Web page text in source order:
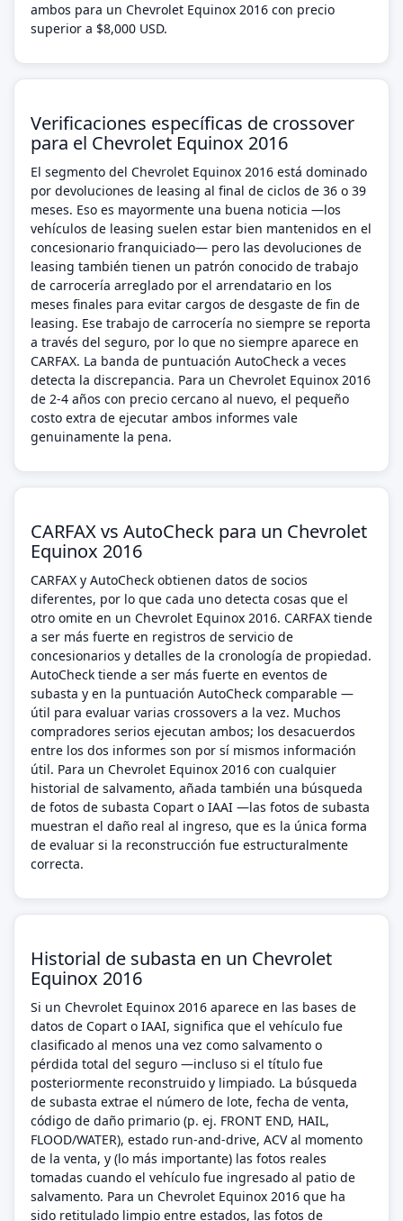
ambos para un Chevrolet Equinox 2016 con precio
superior a $8,000 USD.
Verificaciones específicas de crossover
para el Chevrolet Equinox 2016
El segmento del Chevrolet Equinox 2016 está dominado
por devoluciones de leasing al final de ciclos de 36 o 39
meses. Eso es mayormente una buena noticia —los
vehículos de leasing suelen estar bien mantenidos en el
concesionario franquiciado— pero las devoluciones de
leasing también tienen un patrón conocido de trabajo
de carrocería arreglado por el arrendatario en los
meses finales para evitar cargos de desgaste de fin de
leasing. Ese trabajo de carrocería no siempre se reporta
a través del seguro, por lo que no siempre aparece en
CARFAX. La banda de puntuación AutoCheck a veces
detecta la discrepancia. Para un Chevrolet Equinox 2016
de 2-4 años con precio cercano al nuevo, el pequeño
costo extra de ejecutar ambos informes vale
genuinamente la pena.
CARFAX vs AutoCheck para un Chevrolet
Equinox 2016
CARFAX y AutoCheck obtienen datos de socios
diferentes, por lo que cada uno detecta cosas que el
otro omite en un Chevrolet Equinox 2016. CARFAX tiende
a ser más fuerte en registros de servicio de
concesionarios y detalles de la cronología de propiedad.
AutoCheck tiende a ser más fuerte en eventos de
subasta y en la puntuación AutoCheck comparable —
útil para evaluar varias crossovers a la vez. Muchos
compradores serios ejecutan ambos; los desacuerdos
entre los dos informes son por sí mismos información
útil. Para un Chevrolet Equinox 2016 con cualquier
historial de salvamento, añada también una búsqueda
de fotos de subasta Copart o IAAI —las fotos de subasta
muestran el daño real al ingreso, que es la única forma
de evaluar si la reconstrucción fue estructuralmente
correcta.
Historial de subasta en un Chevrolet
Equinox 2016
Si un Chevrolet Equinox 2016 aparece en las bases de
datos de Copart o IAAI, significa que el vehículo fue
clasificado al menos una vez como salvamento o
pérdida total del seguro —incluso si el título fue
posteriormente reconstruido y limpiado. La búsqueda
de subasta extrae el número de lote, fecha de venta,
código de daño primario (p. ej. FRONT END, HAIL,
FLOOD/WATER), estado run-and-drive, ACV al momento
de la venta, y (lo más importante) las fotos reales
tomadas cuando el vehículo fue ingresado al patio de
salvamento. Para un Chevrolet Equinox 2016 que ha
sido retitulado limpio entre estados, las fotos de